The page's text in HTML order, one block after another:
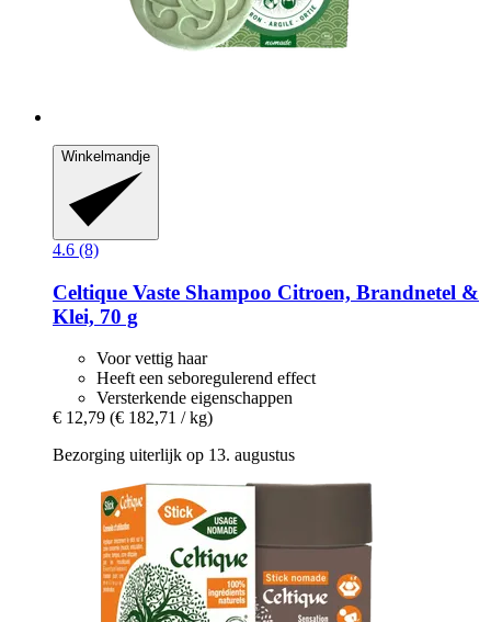
Winkelmandje
4.6 (8)
Celtique Vaste Shampoo Citroen, Brandnetel &
Klei, 70 g
Voor vettig haar
Heeft een seboregulerend effect
Versterkende eigenschappen
€ 12,79 (€ 182,71 / kg)
Bezorging uiterlijk op 13. augustus